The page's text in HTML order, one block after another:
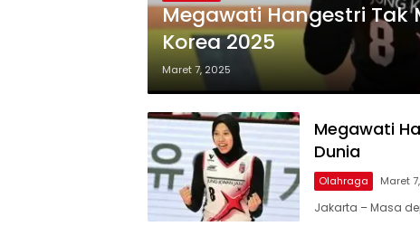
Megawati Hangestri Tak
Korea 2025
Maret 7, 2025
Megawati
Dunia
Olahraga Maret
Jakarta – Masa